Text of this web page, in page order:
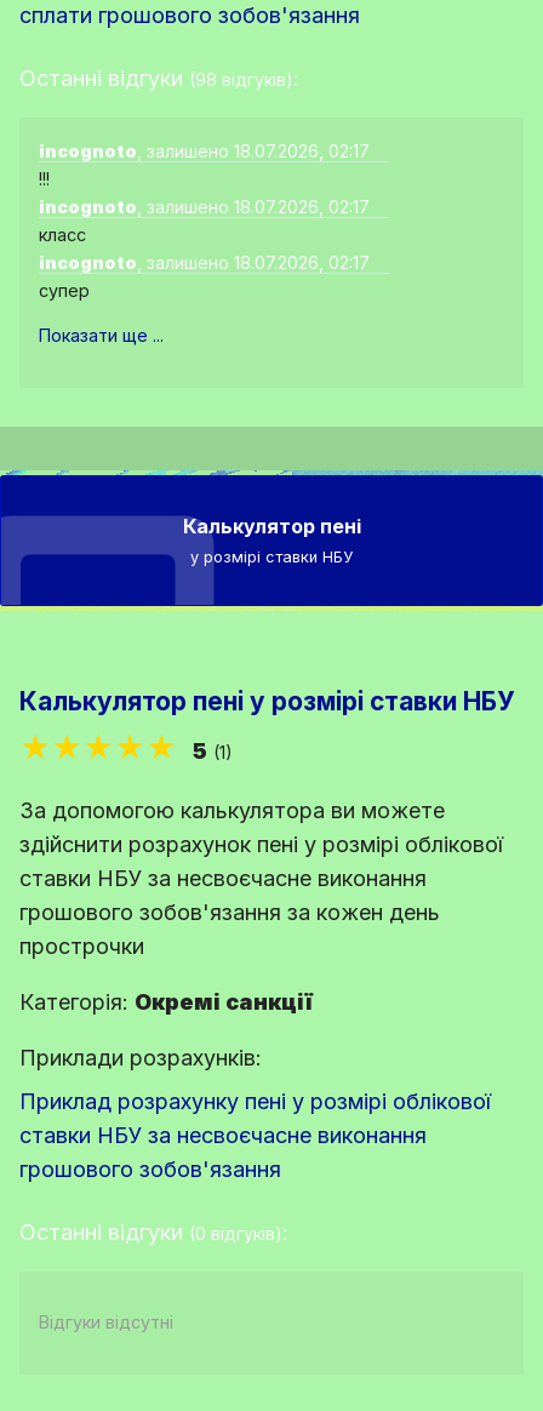
сплати грошового зобов'язання
Останні відгуки (98 відгуків):
incognoto , залишено 18.07.2026, 02:17
!!!
incognoto , залишено 18.07.2026, 02:17
класс
incognoto , залишено 18.07.2026, 02:17
супер
Показати ще ...
Калькулятор пені
у розмірі ставки НБУ
Калькулятор пені у розмірі ставки НБУ
★★★★★ 5 (1)
За допомогою калькулятора ви можете
здійснити розрахунок пені у розмірі облікової
ставки НБУ за несвоєчасне виконання
грошового зобов'язання за кожен день
прострочки
Категорія: Окремі санкції
Приклади розрахунків:
Приклад розрахунку пені у розмірі облікової
ставки НБУ за несвоєчасне виконання
грошового зобов'язання
Останні відгуки (0 відгуків):
Відгуки відсутні